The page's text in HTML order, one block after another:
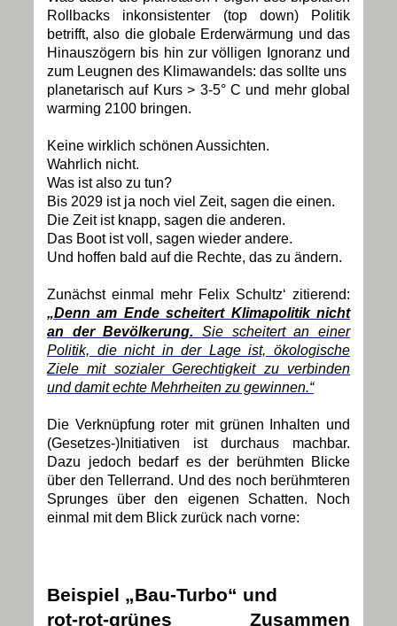
Rollbacks inkonsistenter (top down) Politik
betrifft, also die globale Erderwärmung und das
Hinauszögern bis hin zur völligen Ignoranz und
zum Leugnen des Klimawandels: das sollte uns
planetarisch auf Kurs > 3-5° C und mehr global
warming 2100 bringen.
Keine wirklich schönen Aussichten.
Wahrlich nicht.
Was ist also zu tun?
Bis 2029 ist ja noch viel Zeit, sagen die einen.
Die Zeit ist knapp, sagen die anderen.
Das Boot ist voll, sagen wieder andere.
Und hoffen bald auf die Rechte, das zu ändern.
Zunächst einmal mehr Felix Schultz‘ zitierend:
„Denn am Ende scheitert Klimapolitik nicht
an der Bevölkerung.
Sie scheitert an einer
Politik, die nicht in der Lage ist, ökologische
Ziele mit sozialer Gerechtigkeit zu verbinden
und damit echte Mehrheiten zu gewinnen.“
Die Verknüpfung roter mit grünen Inhalten und
(Gesetzes-)Initiativen ist durchaus machbar.
Dazu jedoch bedarf es der berühmten Blicke
über den Tellerrand. Und des noch berühmteren
Sprunges über den eigenen Schatten. Noch
einmal mit dem Blick zurück nach vorne:
Beispiel „Bau-Turbo“ und
rot-rot-grünes Zusammen